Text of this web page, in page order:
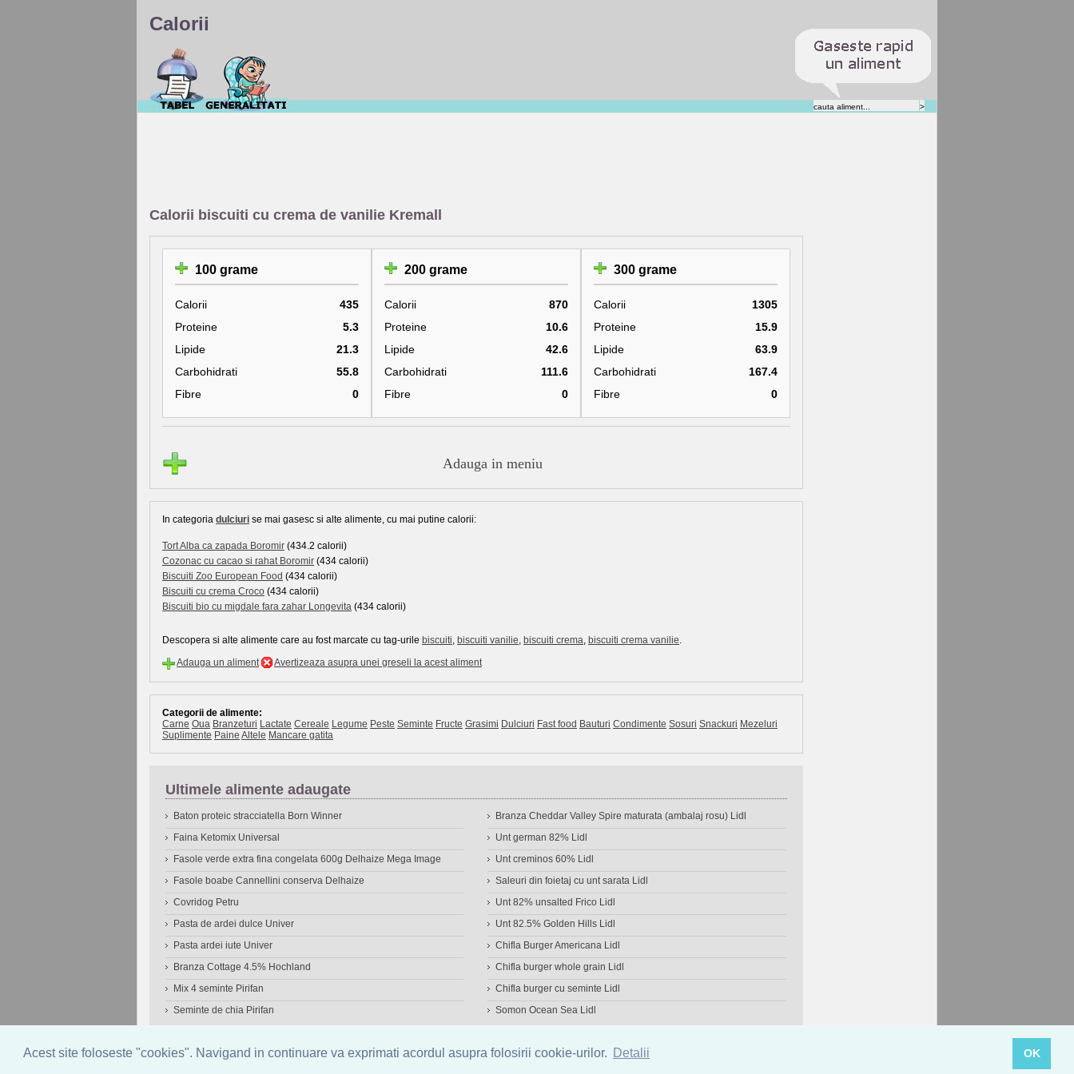
Acest site foloseste "cookies". Navigand in continuare va exprimati acordul asupra folosirii cookie-urilor. Detalii OK
Calorii
Calorii biscuiti cu crema de vanilie Kremall
100 grame
Calorii
435
Proteine
5.3
Lipide
21.3
Carbohidrati
55.8
Fibre
0
200 grame
Calorii
870
Proteine
10.6
Lipide
42.6
Carbohidrati
111.6
Fibre
0
300 grame
Calorii
1305
Proteine
15.9
Lipide
63.9
Carbohidrati
167.4
Fibre
0
Adauga in meniu
In categoria dulciuri se mai gasesc si alte alimente, cu mai putine calorii:
Tort Alba ca zapada Boromir (434.2 calorii)
Cozonac cu cacao si rahat Boromir (434 calorii)
Biscuiti Zoo European Food (434 calorii)
Biscuiti cu crema Croco (434 calorii)
Biscuiti bio cu migdale fara zahar Longevita (434 calorii)
Descopera si alte alimente care au fost marcate cu tag-urile biscuiti, biscuiti vanilie, biscuiti crema, biscuiti crema vanilie.
Adauga un aliment
Avertizeaza asupra unei greseli la acest aliment
Categorii de alimente:
Carne Oua Branzeturi Lactate Cereale Legume Peste Seminte Fructe Grasimi Dulciuri Fast food Bauturi Condimente Sosuri Snackuri Mezeluri
Suplimente Paine Altele Mancare gatita
Ultimele alimente adaugate
Baton proteic stracciatella Born Winner
Faina Ketomix Universal
Fasole verde extra fina congelata 600g Delhaize Mega Image
Fasole boabe Cannellini conserva Delhaize
Covridog Petru
Pasta de ardei dulce Univer
Pasta ardei iute Univer
Branza Cottage 4.5% Hochland
Mix 4 seminte Pirifan
Seminte de chia Pirifan
Branza Cheddar Valley Spire maturata (ambalaj rosu) Lidl
Unt german 82% Lidl
Unt creminos 60% Lidl
Saleuri din foietaj cu unt sarata Lidl
Unt 82% unsalted Frico Lidl
Unt 82.5% Golden Hills Lidl
Chifla Burger Americana Lidl
Chifla burger whole grain Lidl
Chifla burger cu seminte Lidl
Somon Ocean Sea Lidl
© 2006-2026 OneDen.com|Cautare avansata de alimente | Calculator calorii| Calorii consumate|IMC